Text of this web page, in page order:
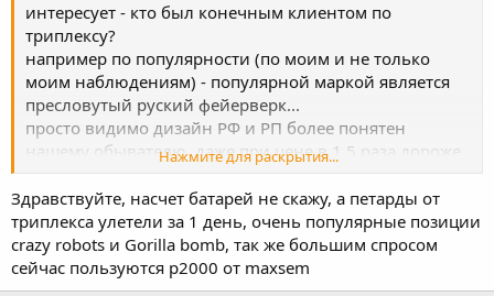
интересует - кто был конечным клиентом по
триплексу?
например по популярности (по моим и не только
моим наблюдениям) - популярной маркой является
пресловутый руский фейерверк...
просто видимо дизайн РФ и РП более понятен
нашему обывателю, даже при цене в 1,5 раза дороже
Нажмите для раскрытия...
Здравствуйте, насчет батарей не скажу, а петарды от
триплекса улетели за 1 день, очень популярные позиции
crazy robots и Gorilla bomb, так же большим спросом
сейчас пользуются p2000 от maxsem